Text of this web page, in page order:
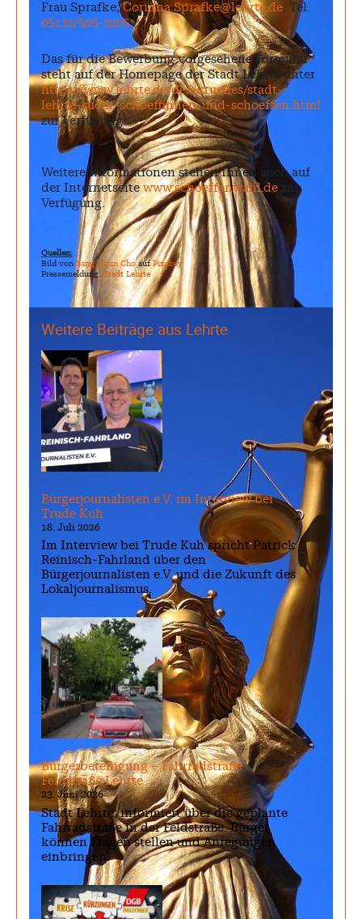
Frau Sprafke,Corinna.Sprafke@lehrte.de, Tel.
05132/505-3205
Das für die Bewerbung vorgesehene Formular
steht auf der Homepage der Stadt Lehrte unter
https://www.lehrte.de/de/aktuelles/stadt-
lehrte-sucht-schoeffinnen-und-schoeffen.html
zur Verfügung.
Weitere Informationen stehen Ihnen auch auf
der Internetseite www.schoeffenwahl.de zur
Verfügung.
Quellen:
Bild von Sang Hyun ChoaufPixabay
Pressemeldung: Stadt Lehrte
Weitere Beiträge aus Lehrte
Bürgerjournalisten e.V. im Interview bei
Trude Kuh
18. Juli 2026
Im Interview bei Trude Kuh spricht Patrick
Reinisch-Fahrland über den
Bürgerjournalisten e.V. und die Zukunft des
Lokaljournalismus.
Bürgerbeteiligung – Fahrradstraße
Feldstraße Lehrte
23. Juni 2026
Stadt Lehrte: informiert über die geplante
Fahrradstraße in der Feldstraße. Bürger
können Fragen stellen und Anregungen
einbringen.